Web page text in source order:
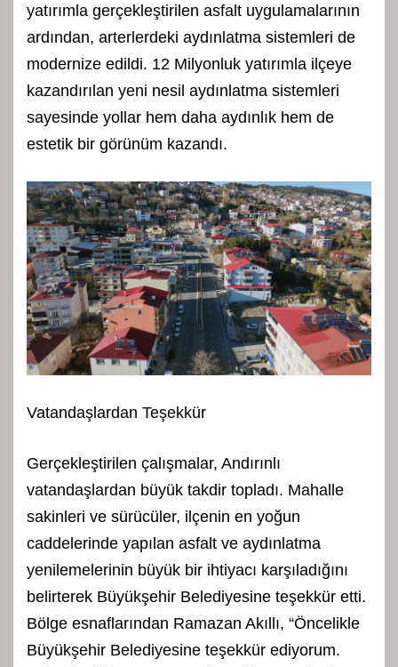
yatırımla gerçekleştirilen asfalt uygulamalarının
ardından, arterlerdeki aydınlatma sistemleri de
modernize edildi. 12 Milyonluk yatırımla ilçeye
kazandırılan yeni nesil aydınlatma sistemleri
sayesinde yollar hem daha aydınlık hem de
estetik bir görünüm kazandı.
Vatandaşlardan Teşekkür
Gerçekleştirilen çalışmalar, Andırınlı
vatandaşlardan büyük takdir topladı. Mahalle
sakinleri ve sürücüler, ilçenin en yoğun
caddelerinde yapılan asfalt ve aydınlatma
yenilemelerinin büyük bir ihtiyacı karşıladığını
belirterek Büyükşehir Belediyesine teşekkür etti.
Bölge esnaflarından Ramazan Akıllı, “Öncelikle
Büyükşehir Belediyesine teşekkür ediyorum.